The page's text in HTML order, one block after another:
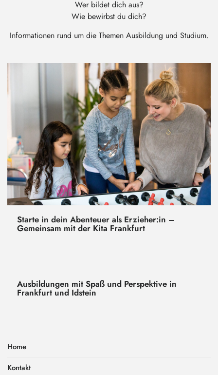
Wer bildet dich aus?
Wie bewirbst du dich?
Informationen rund um die Themen Ausbildung und Studium.
Starte in dein Abenteuer als Erzieher:in –
Gemeinsam mit der Kita Frankfurt
Ausbildungen mit Spaß und Perspektive in
Frankfurt und Idstein
Home
Kontakt